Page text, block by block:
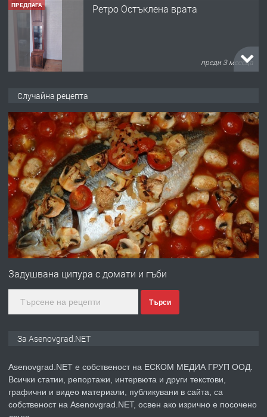
ПРЕДЛАГА Ретро Остъклена врата
преди 3 месеца
преди 10 месеца
ПРЕДЛАГА
Професионална броячна машина -
със сертификат от ЕЦБ
преди 1 година
ПРЕДЛАГА
Професионална зеленчукорезачка
преди 2 години
ПРЕДЛАГА Давам индивидуалани уроци по
Случайна рецепта
Задушвана ципура с домати и гъби
Търси
За Asenovgrad.NET
Asenovgrad.NET е собственост на ЕСКОМ МЕДИА ГРУП ООД.
Всички статии, репортажи, интервюта и други текстови,
графични и видео материали, публикувани в сайта, са
собственост на Asenovgrad.NET, освен ако изрично е посочено